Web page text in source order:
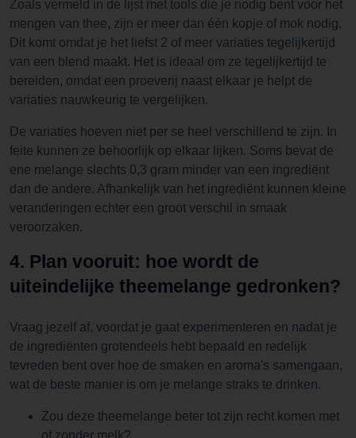
Zoals vermeld in de lijst met tools die je nodig bent voor het
mengen van thee, zijn er meer dan één kopje of mok nodig.
Dit komt omdat je het liefst 2 of meer variaties tegelijkertijd
van een blend maakt. Het is ideaal om ze tegelijkertijd te
bereiden, omdat een proeverij naast elkaar je helpt de
variaties nauwkeurig te vergelijken.
De variaties hoeven niet per se heel verschillend te zijn. In
feite kunnen ze behoorlijk op elkaar lijken. Soms bevat de
ene melange slechts 0,3 gram minder van een ingrediënt
dan de andere. Afhankelijk van het ingrediënt kunnen kleine
veranderingen echter een groot verschil in smaak
veroorzaken.
4. Plan vooruit: hoe wordt de
uiteindelijke theemelange gedronken?
Vraag jezelf af, voordat je gaat experimenteren en nadat je
de ingrediënten grotendeels hebt bepaald en redelijk
tevreden bent over hoe de smaken en aroma's samengaan,
wat de beste manier is om je melange straks te drinken.
Zou deze theemelange beter tot zijn recht komen met